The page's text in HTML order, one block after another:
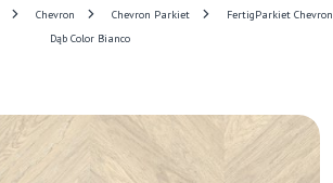
Chevron Chevron Parkiet
FertigParkiet Chevron
Dąb Color Bianco